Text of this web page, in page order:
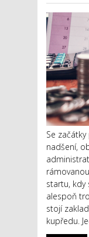
Se
nadšení,
startu, kdy
alespoň
stojí
kupředu.